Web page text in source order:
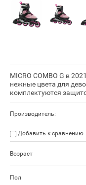
MICRO COMBO G в
нежные цвета для
комплектуются
Производитель:
Добавить к сравнению
Возраст
Пол